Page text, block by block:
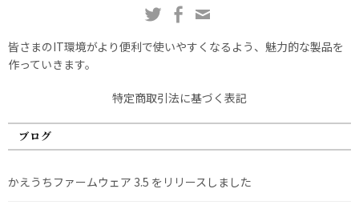
皆さまのIT環境がより便利で使いやすくなるよう、魅力的な製品を
作っていきます。
特定商取引法に基づく表記
ブログ
かえうちファームウェア 3.5 をリリースしました